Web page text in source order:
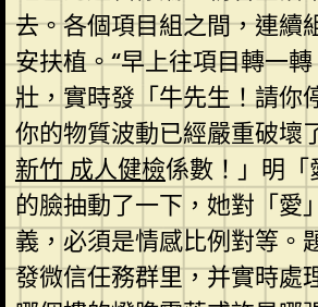
去。各個項目組之間，連續
安扶植。“早上往項目轉一
壯，實時發「牛先生！請你
你的物質波動已經嚴重破壞
新竹 成人健檢係數！」明「
的臉抽動了一下，她對「愛
義，必須是情感比例對等。
發微信任務群里，并實時處